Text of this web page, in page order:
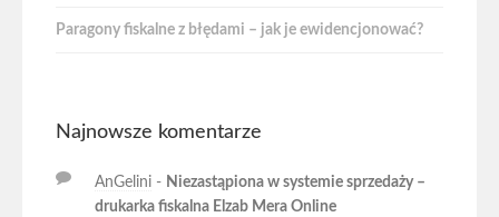
Paragony fiskalne z błędami – jak je ewidencjonować?
Najnowsze komentarze
AnGelini - Niezastąpiona w systemie sprzedaży –
drukarka fiskalna Elzab Mera Online